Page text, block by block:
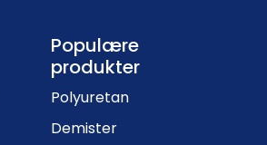
Populære
produkter
Polyuretan
Demister